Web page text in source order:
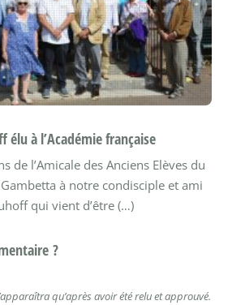
élu à l’Académie française
de l’Amicale des Anciens Elèves du
à notre condisciple et ami
qui vient d’être (…)
?
qu’après avoir été relu et approuvé.